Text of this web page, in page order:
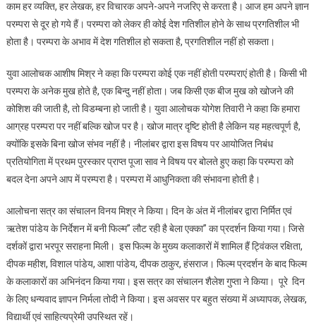
काम हर व्यक्ति, हर लेखक, हर विचारक अपने-अपने नजरिए से करता है। आज हम अपने ज्ञान
परम्परा से दूर हो गये हैं। परम्परा को लेकर ही कोई देश गतिशील होने के साथ प्रगतिशील भी
होता है। परम्परा के अभाव में देश गतिशील हो सकता है, प्रगतिशील नहीं हो सकता।
युवा आलोचक आशीष मिश्र ने कहा कि परम्परा कोई एक नहीं होती परम्पराएं होती है। किसी भी
परम्परा के अनेक मुख होते है, एक बिन्दु नहीं होता। जब किसी एक बीज मुख को खोजने की
कोशिश की जाती है, तो विडम्बना हो जाती है। युवा आलोचक योगेश तिवारी ने कहा कि हमारा
आग्रह परम्परा पर नहीं बल्कि खोज पर है। खोज मात्र दृष्टि होती है लेकिन यह महत्वपूर्ण है,
क्योंकि इसके बिना खोज संभव नहीं है। नीलांबर द्वारा इस विषय पर आयोजित निबंध
प्रतियोगिता में प्रथम पुरस्कार प्राप्त पूजा साव ने विषय पर बोलते हुए कहा कि परम्परा को
बदल देना अपने आप में परम्परा है। परम्परा में आधुनिकता की संभावना होती है।
आलोचना सत्र का संचालन विनय मिश्र ने किया। दिन के अंत में नीलांबर द्वारा निर्मित एवं
ऋतेश पांडेय के निर्देशन में बनी फिल्म” लौट रही है बेला एक्का” का प्रदर्शन किया गया। जिसे
दर्शकों द्वारा भरपूर सराहना मिली। इस फिल्म के मुख्य कलाकारों में शामिल हैं ट्विंकल रक्षिता,
दीपक महीश, विशाल पांडेय, आशा पांडेय, दीपक ठाकुर, हंसराज। फिल्म प्रदर्शन के बाद फिल्म
के कलाकारों का अभिनंदन किया गया। इस सत्र का संचालन शैलेश गुप्ता ने किया। पूरे दिन
के लिए धन्यवाद ज्ञापन निर्मला तोदी ने किया। इस अवसर पर बहुत संख्या में अध्यापक, लेखक,
विद्यार्थी एवं साहित्यप्रेमी उपस्थित रहें।